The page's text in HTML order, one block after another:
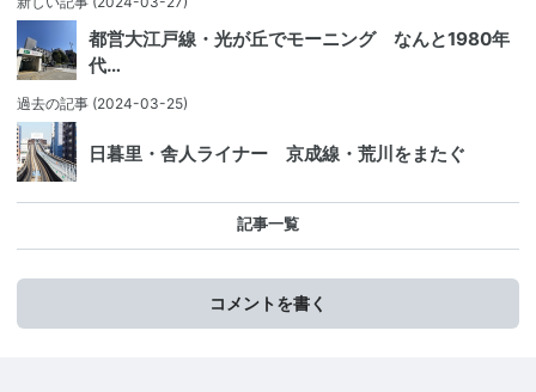
都営大江戸線・光が丘でモーニング なんと1980年
代…
過去の記事 (2024-03-25)
日暮里・舎人ライナー 京成線・荒川をまたぐ
記事一覧
コメントを書く